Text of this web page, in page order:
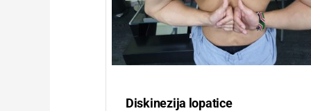
Diskinezija lopatice